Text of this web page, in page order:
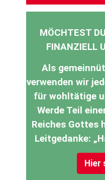
MÖCHTEST
FINANZIELL
Als
verwenden wir
für wohltätige
Werde Teil
Reiches Gottes
Leitgedanke:
Hier